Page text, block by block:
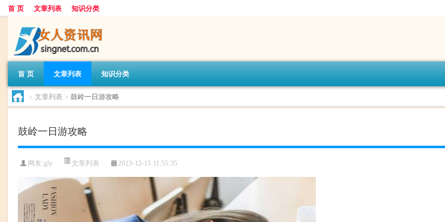
首 页 文章列表 知识分类
首 页 文章列表 知识分类
> 文章列表 > 鼓岭一日游攻略
鼓岭一日游攻略
网友:gly 文章列表 2023-12-15 11:55:35